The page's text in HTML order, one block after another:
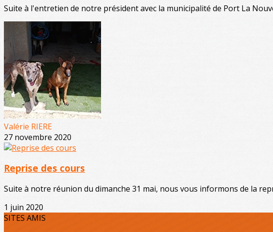
Suite à l'entretien de notre président avec la municipalité de Port La
Valérie RIERE
27 novembre 2020
Reprise des cours
Suite à notre réunion du dimanche 31 mai, nous vous informons de la
1 juin 2020
SITES AMIS